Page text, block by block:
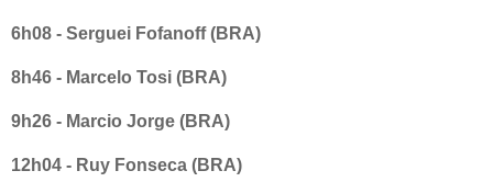
6h08 - Serguei Fofanoff (BRA)
8h46 - Marcelo Tosi (BRA)
9h26 - Marcio Jorge (BRA)
12h04 - Ruy Fonseca (BRA)